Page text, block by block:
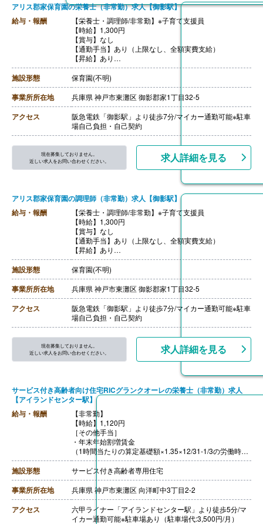
1,400円（18:00-20:00）
1,200円（08:00-18:00）
※処遇改善手当50円を含む
［その他手当］
・時間外手当
【通勤手当】あり（全額支給）※規定あり
アリス郡家保育園の栄養士（非常勤）求人【御影駅】
給与・報酬
【栄養士・調理師/非常勤】※子育て支援員
【時給】1,300円
【賞与】なし
【通勤手当】あり（上限なし、全額実費支給）
【昇給】あり
【退職金】なし
施設形態 保育園(不明)
事業所所在地 兵庫県 神戸市東灘区 御影郡家1丁目32-5
アクセス
阪急電鉄「御影駅」より徒歩7分/マイカー通勤可能※駐車
場自己負担・自己契約
現在募集しておりません。
近しい求人をお問い合わせください。
求人詳細を見る
アリス郡家保育園の調理師（非常勤）求人【御影駅】
給与・報酬
【栄養士・調理師/非常勤】※子育て支援員
【時給】1,300円
【賞与】なし
【通勤手当】あり（上限なし、全額実費支給）
【昇給】あり
【退職金】なし
施設形態 保育園(不明)
事業所所在地 兵庫県 神戸市東灘区 御影郡家1丁目32-5
アクセス
阪急電鉄「御影駅」より徒歩7分/マイカー通勤可能※駐車
場自己負担・自己契約
現在募集しておりません。
近しい求人をお問い合わせください。
求人詳細を見る
サービス付き高齢者向け住宅RICグランクオーレの栄養士（非常勤）求人
【アイランドセンター駅】
給与・報酬
【非常勤】
【時給】1,120円
［その他手当］
・年末年始割増賃金
（1時間当たりの算定基礎額×1.35×12/31-1/3の労働時間
数）
【賞与】年2回（5,000円-15,000円）※前年度実績
【通勤手当】あり（上限30,000円/月）
【昇給】あり（1時間あたり10円-20円）※前年度実績
【退職金】あり※共済加入
施設形態 サービス付き高齢者専用住宅
事業所所在地 兵庫県 神戸市東灘区 向洋町中3丁目2-2
アクセス
六甲ライナー「アイランドセンター駅」より徒歩5分/マ
イカー通勤可能※駐車場あり（駐車場代:3,500円/月）